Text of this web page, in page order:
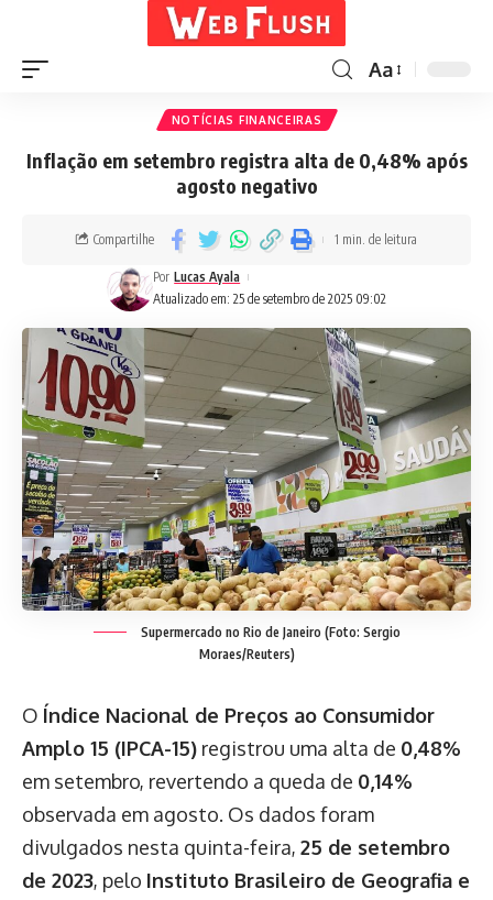
Aa
NOTÍCIAS FINANCEIRAS
Inflação em setembro registra alta de 0,48% após
agosto negativo
Atualizado em: 25 de setembro de 2025 09:02
Por Lucas Ayala
Compartilhe 1 min. de leitura
Supermercado no Rio de Janeiro (Foto: Sergio
Moraes/Reuters)
O Índice Nacional de Preços ao Consumidor
Amplo 15 (IPCA-15) registrou uma alta de 0,48%
em setembro, revertendo a queda de 0,14%
observada em agosto. Os dados foram
divulgados nesta quinta-feira, 25 de setembro
de 2023, pelo Instituto Brasileiro de Geografia e